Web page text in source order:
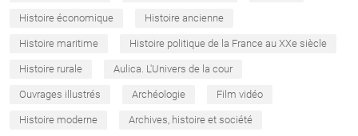
Histoire économique Histoire ancienne
Histoire maritime Histoire politique de la France au XXe siècle
Histoire rurale Aulica. L'Univers de la cour
Ouvrages illustrés Archéologie Film vidéo
Histoire moderne Archives, histoire et société